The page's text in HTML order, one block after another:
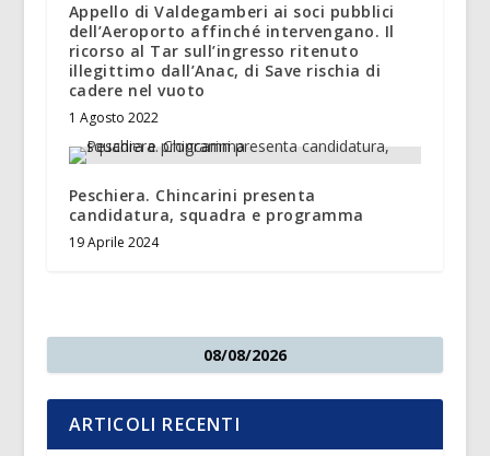
Appello di Valdegamberi ai soci pubblici
dell’Aeroporto affinché intervengano. Il
ricorso al Tar sull’ingresso ritenuto
illegittimo dall’Anac, di Save rischia di
cadere nel vuoto
1 Agosto 2022
Peschiera. Chincarini presenta
candidatura, squadra e programma
19 Aprile 2024
08/08/2026
ARTICOLI RECENTI